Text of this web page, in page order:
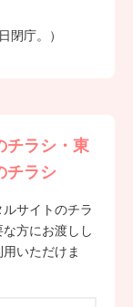
閉庁。）
チラシ・東
チラシ
サイトのチラ
方にお渡しし
いただけま